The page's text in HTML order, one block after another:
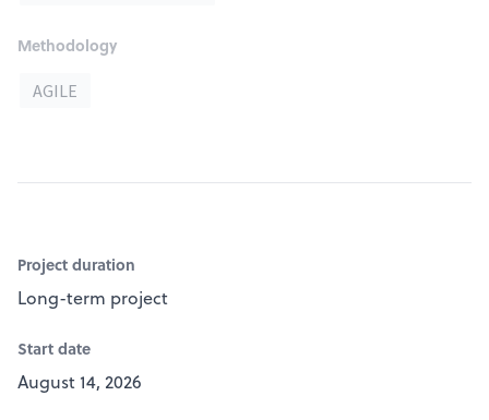
Methodology
AGILE
Project duration
Long-term project
Start date
August 14, 2026